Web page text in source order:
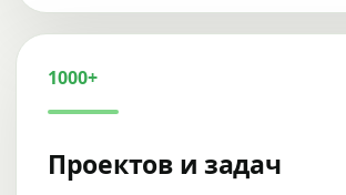
1000+
Проектов и задач